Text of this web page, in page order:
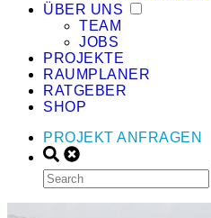
ÜBER UNS
TEAM
JOBS
PROJEKTE
RAUMPLANER
RATGEBER
SHOP
PROJEKT ANFRAGEN